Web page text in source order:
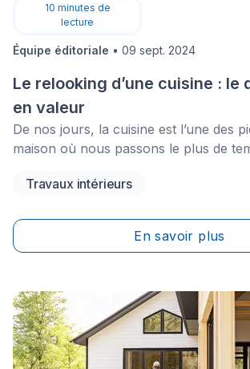
10 minutes de
lecture
Équipe éditoriale • 09 sept. 2024
Le relooking d’une cuisine : le
en valeur
De nos jours, la cuisine est l’une des
maison où nous passons le plus de
lieu où nous partageons des moments
repas. Il est donc important de s’y
confortable. Alors, pour maximiser
retrouvera une seconde jeunesse !
conseils de décoration qui vous feront
cuisine rustique à une cuisine plus
de temps !
Travaux intérieurs
En savoir plus